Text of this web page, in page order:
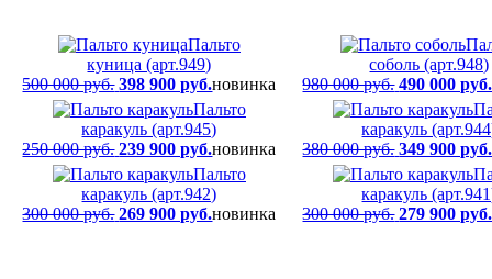
Пальто
куница (арт.949)
500 000 руб. 398 900 руб.новинка
соболь (арт.948)
980 000 руб. 490 000 руб.
Пальто
каракуль (арт.945)
250 000 руб. 239 900 руб.новинка
каракуль
380 000 руб. 349 900 руб.
Пальто
каракуль (арт.942)
300 000 руб. 269 900 руб.новинка
каракуль
300 000 руб. 279 900 руб.